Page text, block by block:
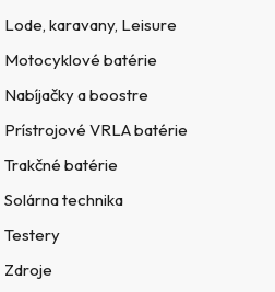
Lode, karavany, Leisure
Motocyklové batérie
Nabíjačky a boostre
Prístrojové VRLA batérie
Trakčné batérie
Solárna technika
Testery
Zdroje